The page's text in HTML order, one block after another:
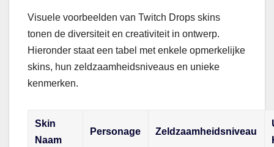
Visuele voorbeelden van Twitch Drops skins
tonen de diversiteit en creativiteit in ontwerp.
Hieronder staat een tabel met enkele opmerkelijke
skins, hun zeldzaamheidsniveaus en unieke
kenmerken.
Skin
Naam
Personage Zeldzaamheidsniveau